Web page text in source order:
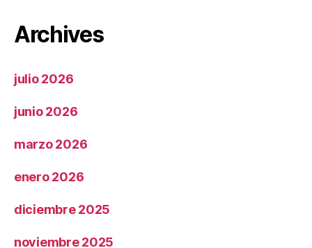
Archives
julio 2026
junio 2026
marzo 2026
enero 2026
diciembre 2025
noviembre 2025